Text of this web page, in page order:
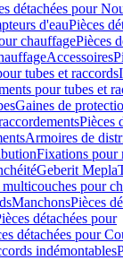
détachées pour
d'eauPièces
chauffagePièces
Accessoires
tubes et raccords
pour tubes et
Gaines de
Pièces
Armoires de
Fixations pour
Geberit Mepla
multicouches pour
ManchonsPièces
détachées pour
détachées pour
indémontables